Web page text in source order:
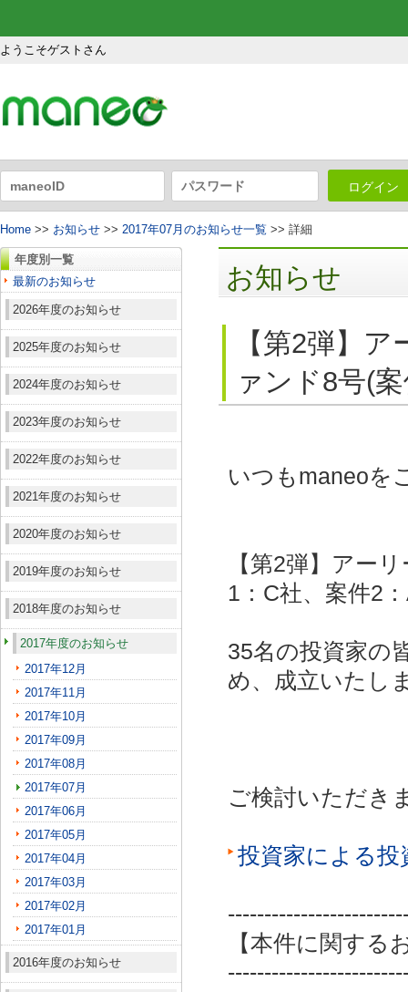
ようこそゲストさん
ログイン
Home >> お知らせ >> 2017年07月のお知らせ一覧 >> 詳細
年度別一覧
最新のお知らせ
2026年度のお知らせ
2025年度のお知らせ
2024年度のお知らせ
2023年度のお知らせ
2022年度のお知らせ
2021年度のお知らせ
2020年度のお知らせ
2019年度のお知らせ
2018年度のお知らせ
2017年度のお知らせ
2017年12月
2017年11月
2017年10月
2017年09月
2017年08月
2017年07月
2017年06月
2017年05月
2017年04月
2017年03月
2017年02月
2017年01月
2016年度のお知らせ
お知らせ
【第2弾】
ァンド8号(
いつもmaneoを
【第2弾】アー
1：C社、案件2
35名の投資家の
め、成立いたし
ご検討いただき
投資家による
【本件に関する